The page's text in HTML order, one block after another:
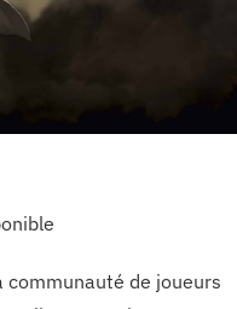
communauté de joueurs